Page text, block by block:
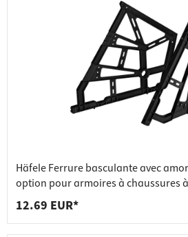
Häfele Ferrure basculante avec
option pour armoires à chaussures
noir
12.69 EUR*